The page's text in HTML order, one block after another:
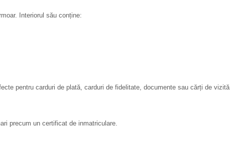
Interiorul său conține:
pentru carduri de plată, carduri de fidelitate, documente sau cărți de vizită.
precum un certificat de inmatriculare.